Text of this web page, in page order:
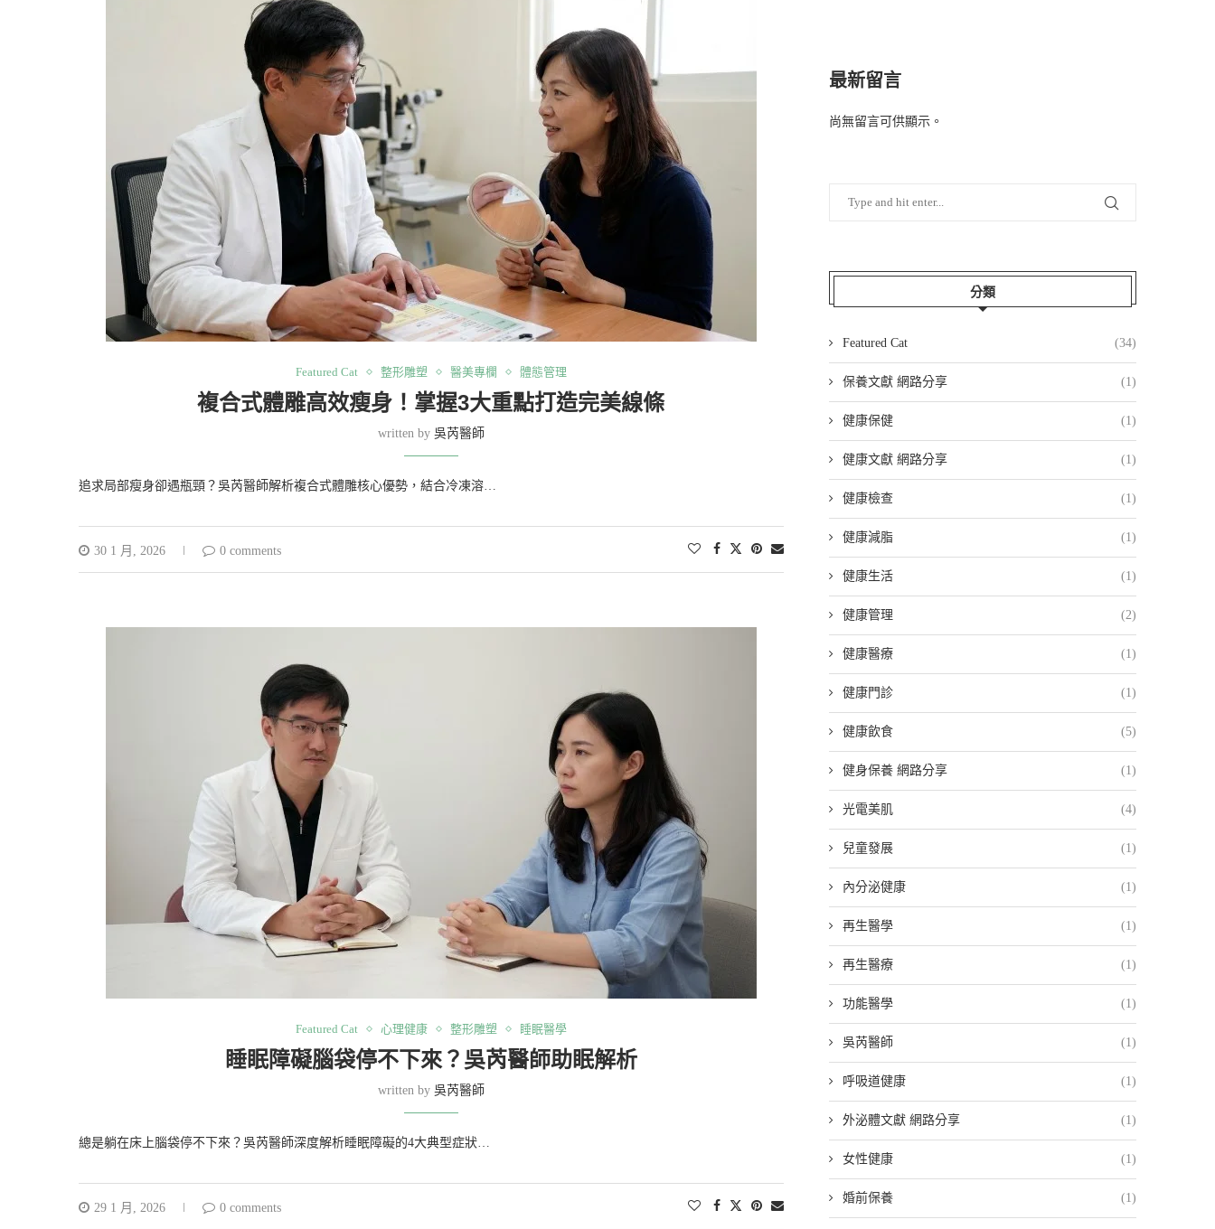
Featured Cat 整形雕塑 醫美專欄 體態管理
複合式體雕高效瘦身！掌握3大重點打造完美線條
written by 吳芮醫師
追求局部瘦身卻遇瓶頸？吳芮醫師解析複合式體雕核心優勢，結合冷凍溶…
30 1 月, 2026 0 comments
Featured Cat 心理健康 整形雕塑 睡眠醫學
睡眠障礙腦袋停不下來？吳芮醫師助眠解析
written by 吳芮醫師
總是躺在床上腦袋停不下來？吳芮醫師深度解析睡眠障礙的4大典型症狀…
29 1 月, 2026 0 comments
最新留言
尚無留言可供顯示。
分類
Featured Cat (34)
保養文獻 網路分享 (1)
健康保健 (1)
健康文獻 網路分享 (1)
健康檢查 (1)
健康減脂 (1)
健康生活 (1)
健康管理 (2)
健康醫療 (1)
健康門診 (1)
健康飲食 (5)
健身保養 網路分享 (1)
光電美肌 (4)
兒童發展 (1)
內分泌健康 (1)
再生醫學 (1)
再生醫療 (1)
功能醫學 (1)
吳芮醫師 (1)
呼吸道健康 (1)
外泌體文獻 網路分享 (1)
女性健康 (1)
婚前保養 (1)